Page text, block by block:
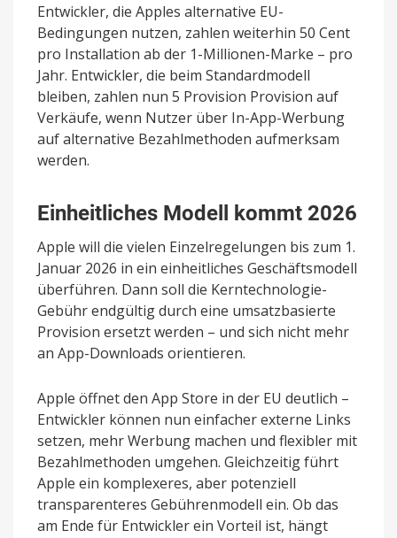
Entwickler, die Apples alternative EU-
Bedingungen nutzen, zahlen weiterhin 50 Cent
pro Installation ab der 1-Millionen-Marke – pro
Jahr. Entwickler, die beim Standardmodell
bleiben, zahlen nun 5 Provision Provision auf
Verkäufe, wenn Nutzer über In-App-Werbung
auf alternative Bezahlmethoden aufmerksam
werden.
Einheitliches Modell kommt 2026
Apple will die vielen Einzelregelungen bis zum 1.
Januar 2026 in ein einheitliches Geschäftsmodell
überführen. Dann soll die Kerntechnologie-
Gebühr endgültig durch eine umsatzbasierte
Provision ersetzt werden – und sich nicht mehr
an App-Downloads orientieren.
Apple öffnet den App Store in der EU deutlich –
Entwickler können nun einfacher externe Links
setzen, mehr Werbung machen und flexibler mit
Bezahlmethoden umgehen. Gleichzeitig führt
Apple ein komplexeres, aber potenziell
transparenteres Gebührenmodell ein. Ob das
am Ende für Entwickler ein Vorteil ist, hängt